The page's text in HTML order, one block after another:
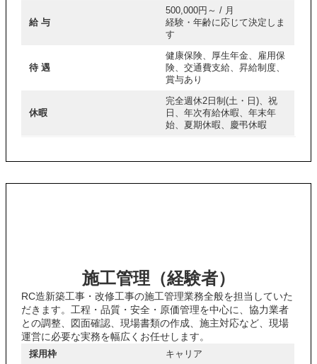
給 与
500,000円～ / 月
経験・年齢に応じて決定しま
す
待 遇
健康保険、厚生年金、雇用保
険、交通費支給、昇給制度、
賞与あり
休暇
完全週休2日制(土・日)、祝
日、年次有給休暇、年末年
始、夏期休暇、慶弔休暇
施工管理（経験者）
RC造新築工事・改修工事の施工管理業務全般を担当していた
だきます。工程・品質・安全・原価管理を中心に、協力業者
との調整、図面確認、現場書類の作成、施主対応など、現場
運営に必要な実務を幅広くお任せします。
採用枠 キャリア